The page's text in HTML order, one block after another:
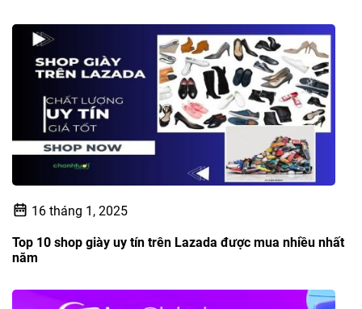
16 tháng 1, 2025
Top 10 shop giày uy tín trên Lazada được mua nhiều nhất
năm